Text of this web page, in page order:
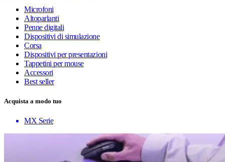
Microfoni
Altoparlanti
Penne digitali
Dispositivi di simulazione
Corsa
Dispositivi per presentazioni
Tappetini per mouse
Accessori
Best seller
Acquista a modo tuo
MX Serie